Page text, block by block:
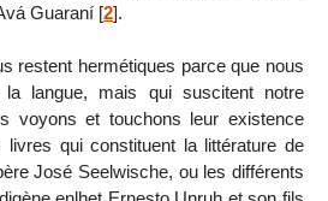
Guaraní [2].
restent hermétiques parce que nous
la langue, mais qui suscitent notre
voyons et touchons leur existence
qui constituent la littérature de
José Seelwische, ou les différents